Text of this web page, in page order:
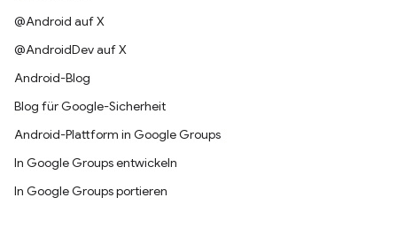
@Android auf X
@AndroidDev auf X
Android-Blog
Blog für Google-Sicherheit
Android-Plattform in Google Groups
In Google Groups entwickeln
In Google Groups portieren